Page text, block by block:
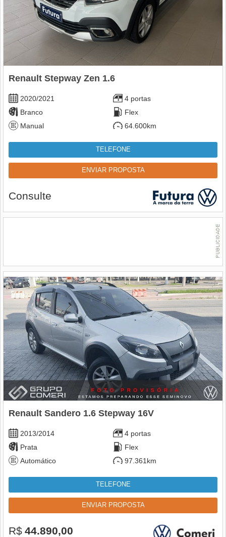
Renault Stepway Zen 1.6
2020/2021
4 portas
Branco
Flex
Manual
64.600km
TELEFONE
ENVIAR PROPOSTA
Consulte
Renault Sandero 1.6 Stepway 16V
2013/2014
4 portas
Prata
Flex
Automático
97.361km
TELEFONE
ENVIAR PROPOSTA
R$ 44.890,00